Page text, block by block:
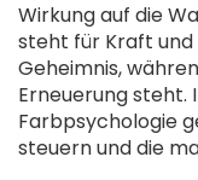
Wirkung auf die
steht für Kraft und
Geheimnis,
Erneuerung steht.
Farbpsychologie
steuern und die